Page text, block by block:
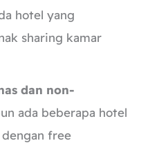
hotel yang
sharing kamar
dan non-
ada beberapa hotel
free